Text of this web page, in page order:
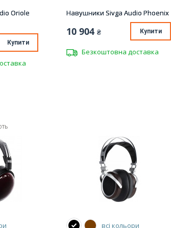
Oriole
Купити
Навушники Sivga Audio Phoenix
10 904 ₴ Купити
Безкоштовна доставка
всі кольори